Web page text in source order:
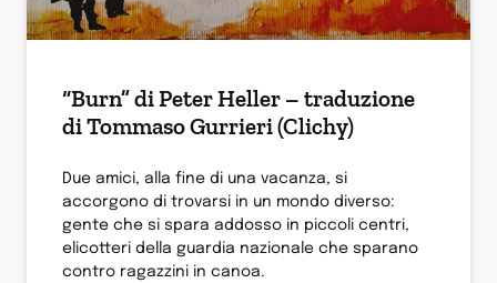
“Burn” di Peter Heller – traduzione
di Tommaso Gurrieri (Clichy)
Due amici, alla fine di una vacanza, si
accorgono di trovarsi in un mondo diverso:
gente che si spara addosso in piccoli centri,
elicotteri della guardia nazionale che sparano
contro ragazzini in canoa.